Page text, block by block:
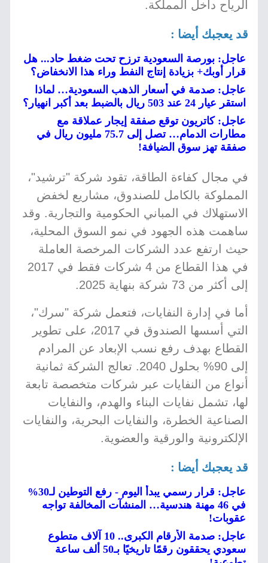
الرياح داخل المملكة.
قد يعجبك أيضا :
عاجل: بورصة السعودية ترزح تحت ضغط حاد... هل
قرار أوبك+ بزيادة إنتاج النفط وراء هذا الانخفاض؟
عاجل: صدمة في أسعار الذهب السعودية… لماذا
استقر عيار 24 عند 503 ريال بالضبط بعد أكبر انهيار؟
عاجل: كاتريون توقع صفقة إيجار عملاقة مع
مطارات الدمام… تصل إلى 75.7 مليون ريال في
صفقة تهز سوق الضيافة!
في مجال كفاءة الطاقة، تقود شركة "ترشيد"،
المملوكة بالكامل للصندوق، مشاريع لخفض
الاستهلاك في المباني الحكومية والتجارية. وقد
ساهمت هذه الجهود في نمو السوق المحلية،
حيث ارتفع عدد الشركات المرخصة العاملة
في هذا القطاع من 4 شركات فقط في 2017
إلى أكثر من 73 شركة بنهاية 2025.
أما في إدارة النفايات، فتعمل شركة "سرك"،
التي أسسها الصندوق في 2017، على تطوير
القطاع بهدف رفع نسب الإبعاد عن المرادم
إلى 90% بحلول 2040. تعالج الشركة ثمانية
أنواع من النفايات عبر شركات متخصصة تابعة
لها، تشمل نفايات البناء والهدم، والنفايات
الصناعية الخطرة، والنفايات البحرية، والنفايات
الإلكترونية والورقية والعضوية.
قد يعجبك أيضا :
عاجل: قرار رسمي يبدأ اليوم - رفع التوطين لـ30%
في 46 مهنة هندسية… المنشآت المخالفة تواجه
عقوبات!
عاجل: صدمة الأرقام الكبرى.. 10 آلاف متطوع
سعودي يحققون رقمًا تاريخيًا بـ50 ألف ساعة